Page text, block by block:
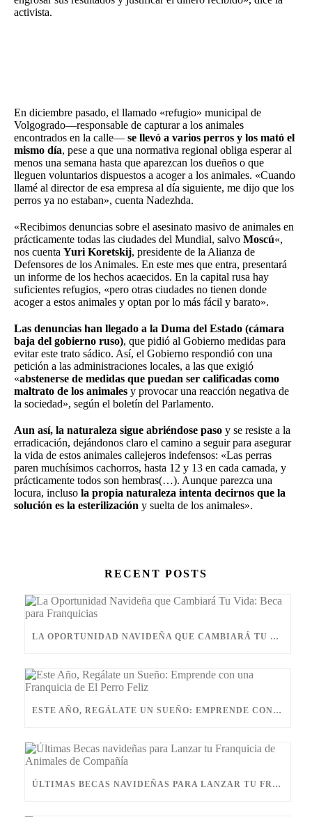
activista.
En diciembre pasado, el llamado «refugio» municipal de
Volgogrado—responsable de capturar a los animales
encontrados en la calle— se llevó a varios perros y los mató el
mismo día, pese a que una normativa regional obliga esperar al
menos una semana hasta que aparezcan los dueños o que
lleguen voluntarios dispuestos a acoger a los animales. «Cuando
llamé al director de esa empresa al día siguiente, me dijo que los
perros ya no estaban», cuenta Nadezhda.
«Recibimos denuncias sobre el asesinato masivo de animales en
prácticamente todas las ciudades del Mundial, salvo Moscú«,
nos cuenta Yuri Koretskij, presidente de la Alianza de
Defensores de los Animales. En este mes que entra, presentará
un informe de los hechos acaecidos. En la capital rusa hay
suficientes refugios, «pero otras ciudades no tienen donde
acoger a estos animales y optan por lo más fácil y barato».
Las denuncias han llegado a la Duma del Estado (cámara
baja del gobierno ruso), que pidió al Gobierno medidas para
evitar este trato sádico. Así, el Gobierno respondió con una
petición a las administraciones locales, a las que exigió
«abstenerse de medidas que puedan ser calificadas como
maltrato de los animales y provocar una reacción negativa de
la sociedad», según el boletín del Parlamento.
Aun así, la naturaleza sigue abriéndose paso y se resiste a la
erradicación, dejándonos claro el camino a seguir para asegurar
la vida de estos animales callejeros indefensos: «Las perras
paren muchísimos cachorros, hasta 12 y 13 en cada camada, y
prácticamente todos son hembras(…). Aunque parezca una
locura, incluso la propia naturaleza intenta decirnos que la
solución es la esterilización y suelta de los animales».
RECENT POSTS
LA OPORTUNIDAD NAVIDEÑA QUE CAMBIARÁ TU VIDA: BECA PARA FRANQUICIAS
ESTE AÑO, REGÁLATE UN SUEÑO: EMPRENDE CON UNA FRANQUICIA DE EL PERRO FELIZ
ÚLTIMAS BECAS NAVIDEÑAS PARA LANZAR TU FRANQUICIA DE ANIMALES DE COMPAÑÍA